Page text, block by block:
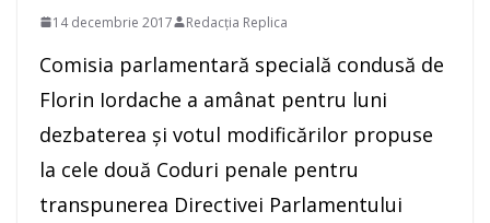
14 decembrie 2017 Redacția Replica
Comisia parlamentară specială condusă de
Florin Iordache a amânat pentru luni
dezbaterea şi votul modificărilor propuse
la cele două Coduri penale pentru
transpunerea Directivei Parlamentului